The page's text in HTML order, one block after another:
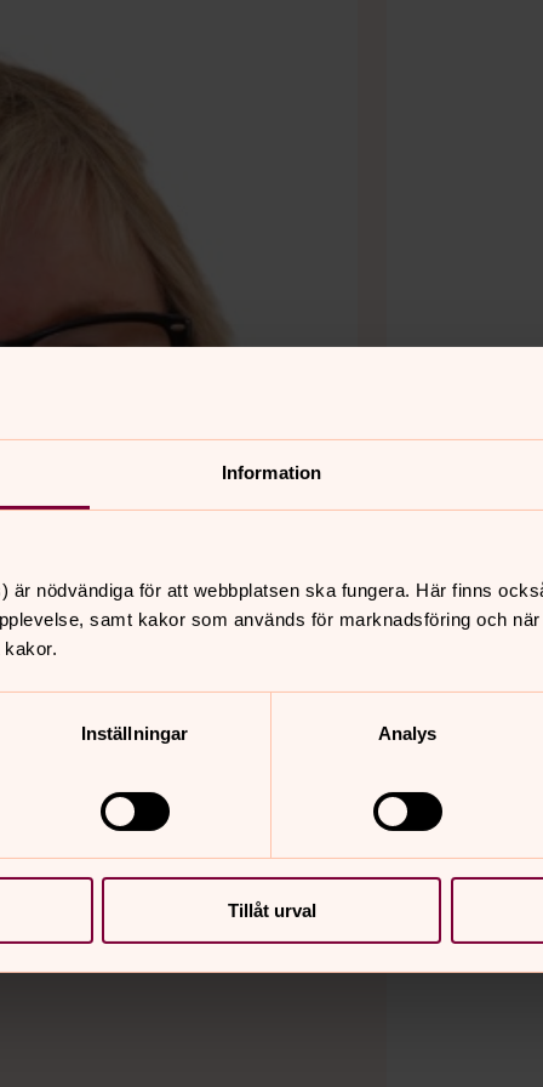
Information
är nödvändiga för att webbplatsen ska fungera. Här finns
samt kakor som används för marknadsföring och
Inställningar Analys
Tillåt urval